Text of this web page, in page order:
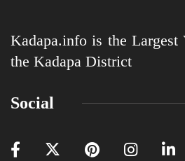
Kadapa.info is the
the Kadapa District
Social